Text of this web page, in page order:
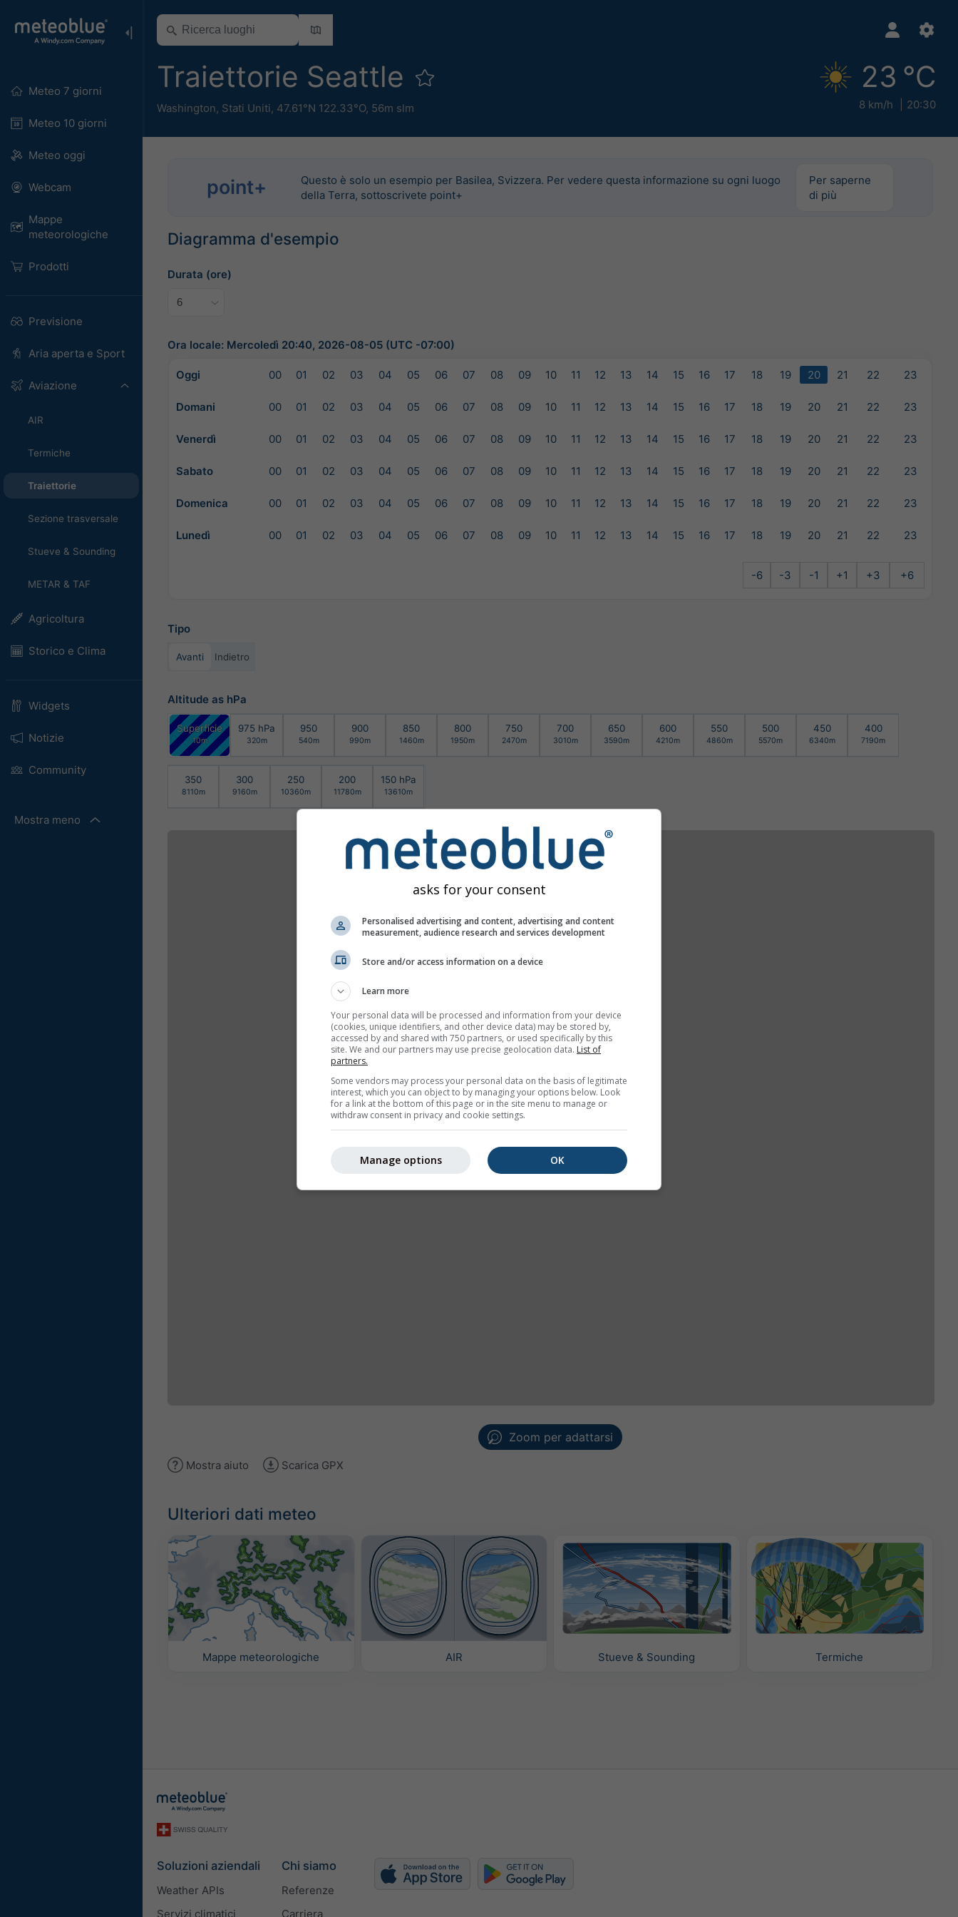
Meteo 7 giorni
Meteo 10 giorni
Meteo oggi
Webcam
Mappe
meteorologiche
Prodotti
Previsione
Aria aperta e Sport
Aviazione
AIR
Termiche
Traiettorie
Sezione trasversale
Stueve & Sounding
METAR & TAF
Agricoltura
Storico e Clima
Widgets
Notizie
Community
Mostra meno
Traiettorie Seattle
Washington, Stati Uniti, 47.61°N 122.33°O, 56m slm
23 °C
8 km/h 20:30
point+
Questo è solo un esempio per Basilea, Svizzera. Per vedere questa informazione su ogni luogo
della Terra, sottoscrivete point+
Per saperne
di più
Diagramma d'esempio
Durata (ore)
Ora locale: Mercoledì 20:40, 2026-08-05 (UTC -07:00)
Oggi 00 01 02 03 04 05 06 07 08 09 10 11 12 13 14 15 16 17 18 19 20 21 22 23
Domani 00 01 02 03 04 05 06 07 08 09 10 11 12 13 14 15 16 17 18 19 20 21 22 23
Venerdì 00 01 02 03 04 05 06 07 08 09 10 11 12 13 14 15 16 17 18 19 20 21 22 23
Sabato 00 01 02 03 04 05 06 07 08 09 10 11 12 13 14 15 16 17 18 19 20 21 22 23
Domenica 00 01 02 03 04 05 06 07 08 09 10 11 12 13 14 15 16 17 18 19 20 21 22 23
Lunedì 00 01 02 03 04 05 06 07 08 09 10 11 12 13 14 15 16 17 18 19 20 21 22 23
-6 -3 -1 +1 +3 +6
Tipo
Avanti Indietro
Altitude as hPa
Superficie
10m
975 hPa
320m
950
540m
900
990m
850
1460m
800
1950m
750
2470m
700
3010m
650
3590m
600
4210m
550
4860m
500
5570m
450
6340m
400
7190m
350
8110m
300
9160m
250
10360m
200
11780m
150 hPa
13610m
Zoom per adattarsi
Mostra aiuto Scarica GPX
Ulteriori dati meteo
Mappe meteorologiche AIR Stueve & Sounding Termiche
Soluzioni aziendali
Weather APIs
Servizi climatici
Chi siamo
Referenze
Carriera
asks for your consent
Personalised advertising and content, advertising and content
measurement, audience research and services development
Store and/or access information on a device
Learn more
Your personal data will be processed and information from your device
(cookies, unique identifiers, and other device data) may be stored by,
accessed by and shared with 750 partners, or used specifically by this
site. We and our partners may use precise geolocation data. List of
partners.
Some vendors may process your personal data on the basis of legitimate
interest, which you can object to by managing your options below. Look
for a link at the bottom of this page or in the site menu to manage or
withdraw consent in privacy and cookie settings.
OK
Manage options